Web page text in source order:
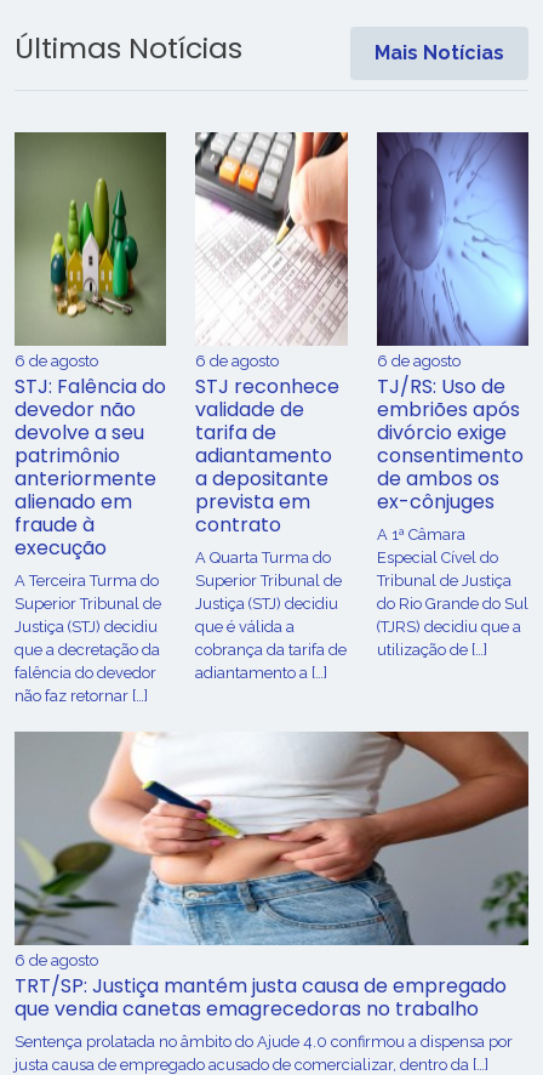
Últimas Notícias Mais Notícias
6 de agosto
STJ: Falência do
devedor não
devolve a seu
patrimônio
anteriormente
alienado em
fraude à
execução
A Terceira Turma do
Superior Tribunal de
Justiça (STJ) decidiu
que a decretação da
falência do devedor
não faz retornar […]
6 de agosto
STJ reconhece
validade de
tarifa de
adiantamento
a depositante
prevista em
contrato
A Quarta Turma do
Superior Tribunal de
Justiça (STJ) decidiu
que é válida a
cobrança da tarifa de
adiantamento a […]
6 de agosto
TJ/RS: Uso de
embriões após
divórcio exige
consentimento
de ambos os
ex-cônjuges
A 1ª Câmara
Especial Cível do
Tribunal de Justiça
do Rio Grande do Sul
(TJRS) decidiu que a
utilização de […]
6 de agosto
TRT/SP: Justiça mantém justa causa de empregado
que vendia canetas emagrecedoras no trabalho
Sentença prolatada no âmbito do Ajude 4.0 confirmou a dispensa por
justa causa de empregado acusado de comercializar, dentro da […]